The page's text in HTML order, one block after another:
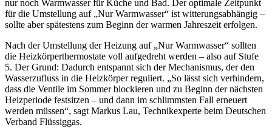
nur noch Warmwasser für Küche und Bad. Der optimale Zeitpunkt
für die Umstellung auf „Nur Warmwasser“ ist witterungsabhängig –
sollte aber spätestens zum Beginn der warmen Jahreszeit erfolgen.
Nach der Umstellung der Heizung auf „Nur Warmwasser“ sollten
die Heizkörperthermostate voll aufgedreht werden – also auf Stufe
5. Der Grund: Dadurch entspannt sich der Mechanismus, der den
Wasserzufluss in die Heizkörper reguliert. „So lässt sich verhindern,
dass die Ventile im Sommer blockieren und zu Beginn der nächsten
Heizperiode festsitzen – und dann im schlimmsten Fall erneuert
werden müssen“, sagt Markus Lau, Technikexperte beim Deutschen
Verband Flüssiggas.